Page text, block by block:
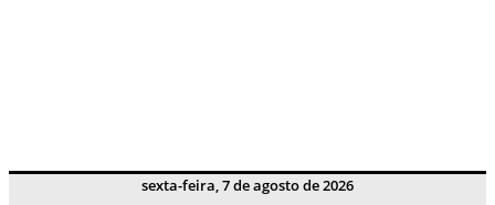
sexta-feira, 7 de agosto de 2026